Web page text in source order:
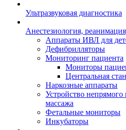
Ультразвуковая диагностика
Анестезиология,
Аппараты ИВЛ для
Дефибрилляторы
Мониторинг пациента
Мониторы
Центральная
Наркозные аппараты
Устройство непрямого
массажа
Фетальные мониторы
Инкубаторы